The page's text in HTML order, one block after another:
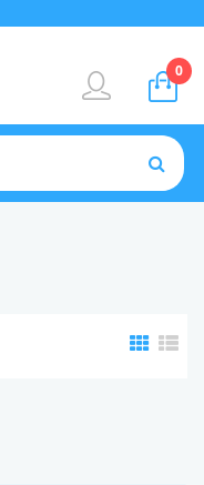
0